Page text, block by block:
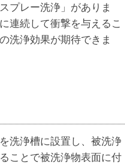
プレー洗浄」がありま
連続して衝撃を与えるこ
洗浄効果が期待できま
洗浄槽に設置し、被洗浄
ことで被洗浄物表面に付